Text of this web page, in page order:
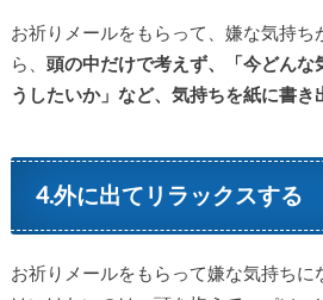
お祈りメールをもらって、嫌な気持ち
ら、 頭の中だけで考えず、「今どんな
うしたいか」など、気持ちを紙に書き
4.外に出てリラックスする
お祈りメールをもらって嫌な気持ちに